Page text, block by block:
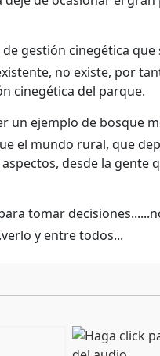
gestión cinegética que
no existe, por
cinegética del parque.
un ejemplo de bosque
el mundo rural, que
desde la gente
tomar
y entre todos...